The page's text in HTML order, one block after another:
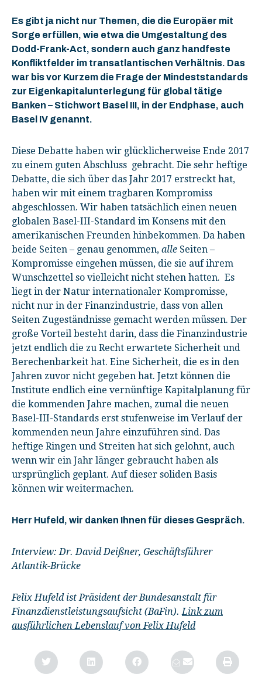
Es gibt ja nicht nur Themen, die die Europäer mit
Sorge erfüllen, wie etwa die Umgestaltung des
Dodd-Frank-Act, sondern auch ganz handfeste
Konfliktfelder im transatlantischen Verhältnis. Das
war bis vor Kurzem die Frage der Mindeststandards
zur Eigenkapitalunterlegung für global tätige
Banken – Stichwort Basel III, in der Endphase, auch
Basel IV genannt.
Diese Debatte haben wir glücklicherweise Ende 2017
zu einem guten Abschluss gebracht. Die sehr heftige
Debatte, die sich über das Jahr 2017 erstreckt hat,
haben wir mit einem tragbaren Kompromiss
abgeschlossen. Wir haben tatsächlich einen neuen
globalen Basel-III-Standard im Konsens mit den
amerikanischen Freunden hinbekommen. Da haben
beide Seiten – genau genommen, alle Seiten –
Kompromisse eingehen müssen, die sie auf ihrem
Wunschzettel so vielleicht nicht stehen hatten. Es
liegt in der Natur internationaler Kompromisse,
nicht nur in der Finanzindustrie, dass von allen
Seiten Zugeständnisse gemacht werden müssen. Der
große Vorteil besteht darin, dass die Finanzindustrie
jetzt endlich die zu Recht erwartete Sicherheit und
Berechenbarkeit hat. Eine Sicherheit, die es in den
Jahren zuvor nicht gegeben hat. Jetzt können die
Institute endlich eine vernünftige Kapitalplanung für
die kommenden Jahre machen, zumal die neuen
Basel-III-Standards erst stufenweise im Verlauf der
kommenden neun Jahre einzuführen sind. Das
heftige Ringen und Streiten hat sich gelohnt, auch
wenn wir ein Jahr länger gebraucht haben als
ursprünglich geplant. Auf dieser soliden Basis
können wir weitermachen.
Herr Hufeld, wir danken Ihnen für dieses Gespräch.
Interview: Dr. David Deißner, Geschäftsführer
Atlantik-Brücke
Felix Hufeld ist Präsident der Bundesanstalt für
Finanzdienstleistungsaufsicht (BaFin).Link zum
ausführlichen Lebenslauf von Felix Hufeld